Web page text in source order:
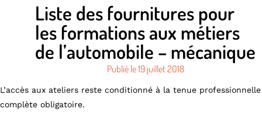
Liste des fournitures pour
les formations aux métiers
de l’automobile – mécanique
Publié le19 juillet 2018
L’accès aux ateliers reste conditionné à la tenue professionnelle
complète obligatoire.